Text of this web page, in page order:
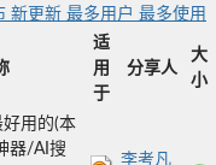
新更新 最多用户 最多使用
适
用
于
分享人
大
小
好用的(本
器/AI搜
李考凡